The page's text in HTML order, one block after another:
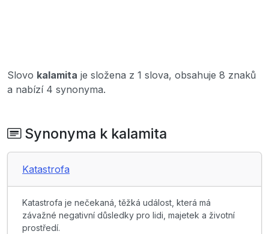
Slovo kalamita je složena z 1 slova, obsahuje 8 znaků
a nabízí 4 synonyma.
Synonyma k kalamita
Katastrofa
Katastrofa je nečekaná, těžká událost, která má
závažné negativní důsledky pro lidi, majetek a životní
prostředí.